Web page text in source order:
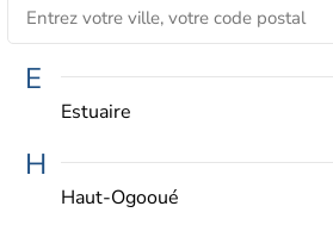
E
Estuaire
H
Haut-Ogooué